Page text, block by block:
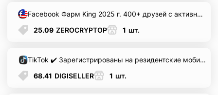
Facebook Фарм King 2025 г. 400+ друзей с активностью | USA фарм | GEO - North/South America | валюта $ | активная лента, баннеры, входящие сообщения.
25.09 ZEROCRYPTOP 1 шт.
TikTok ✔️ Зарегистрированы на резидентские мобильные прокси ЕВРОПА IP ✔️ Отлёжка 30+ дней ✔️ Подтверждены по почте Rambler (идёт в комплекте) ✔️ Отлично подходят для спама/рекламы/программных софтов
68.41 DIGISELLER 1 шт.
Всего позиций в корзине
Всего товара в корзине